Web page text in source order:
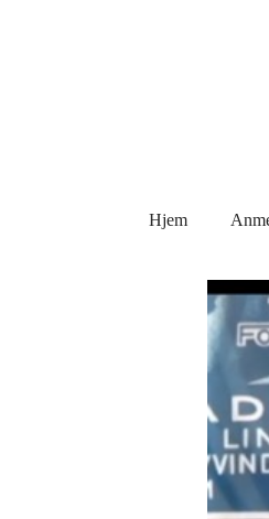
Hjem